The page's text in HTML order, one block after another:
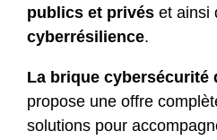
publics et privés et ainsi
cyberrésilience.
La brique cybersécurité
propose une offre
solutions pour